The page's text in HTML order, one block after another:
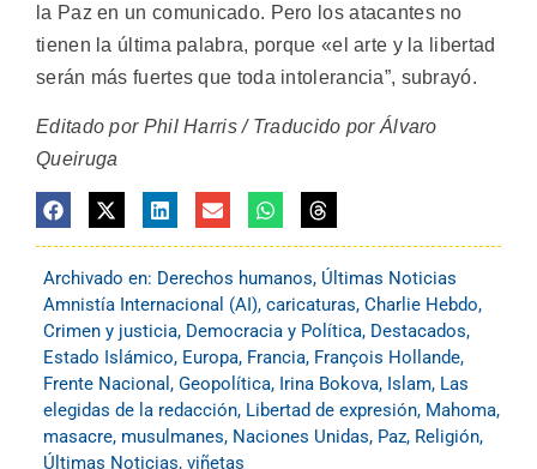
la Paz en un comunicado. Pero los atacantes no
tienen la última palabra, porque «el arte y la libertad
serán más fuertes que toda intolerancia”, subrayó.
Editado por Phil Harris / Traducido por Álvaro
Queiruga
Archivado en: Derechos humanos, Últimas Noticias
Amnistía Internacional (AI), caricaturas, Charlie Hebdo,
Crimen y justicia, Democracia y Política, Destacados,
Estado Islámico, Europa, Francia, François Hollande,
Frente Nacional , Geopolítica, Irina Bokova, Islam, Las
elegidas de la redacción, Libertad de expresión, Mahoma,
masacre, musulmanes, Naciones Unidas, Paz, Religión,
Últimas Noticias, viñetas